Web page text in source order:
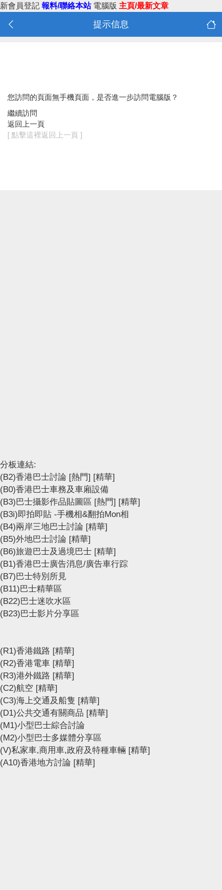
新會員登記 報料/聯絡本站 電腦版 主頁/最新文章
提示信息
您訪問的頁面無手機頁面，是否進一步訪問電腦版？
繼續訪問
返回上一頁
[ 點擊這裡返回上一頁 ]
分板連結:
(B2)香港巴士討論 [熱門] [精華]
(B0)香港巴士車務及車廂設備
(B3)巴士攝影作品貼圖區 [熱門] [精華]
(B3i)即拍即貼 -手機相&翻拍Mon相
(B4)兩岸三地巴士討論 [精華]
(B5)外地巴士討論 [精華]
(B6)旅遊巴士及過境巴士 [精華]
(B1)香港巴士廣告消息/廣告車行踪
(B7)巴士特別所見
(B11)巴士精華區
(B22)巴士迷吹水區
(B23)巴士影片分享區
(R1)香港鐵路 [精華]
(R2)香港電車 [精華]
(R3)港外鐵路 [精華]
(C2)航空 [精華]
(C3)海上交通及船隻 [精華]
(D1)公共交通有關商品 [精華]
(M1)小型巴士綜合討論
(M2)小型巴士多媒體分享區
(V)私家車,商用車,政府及特種車輛 [精華]
(A10)香港地方討論 [精華]